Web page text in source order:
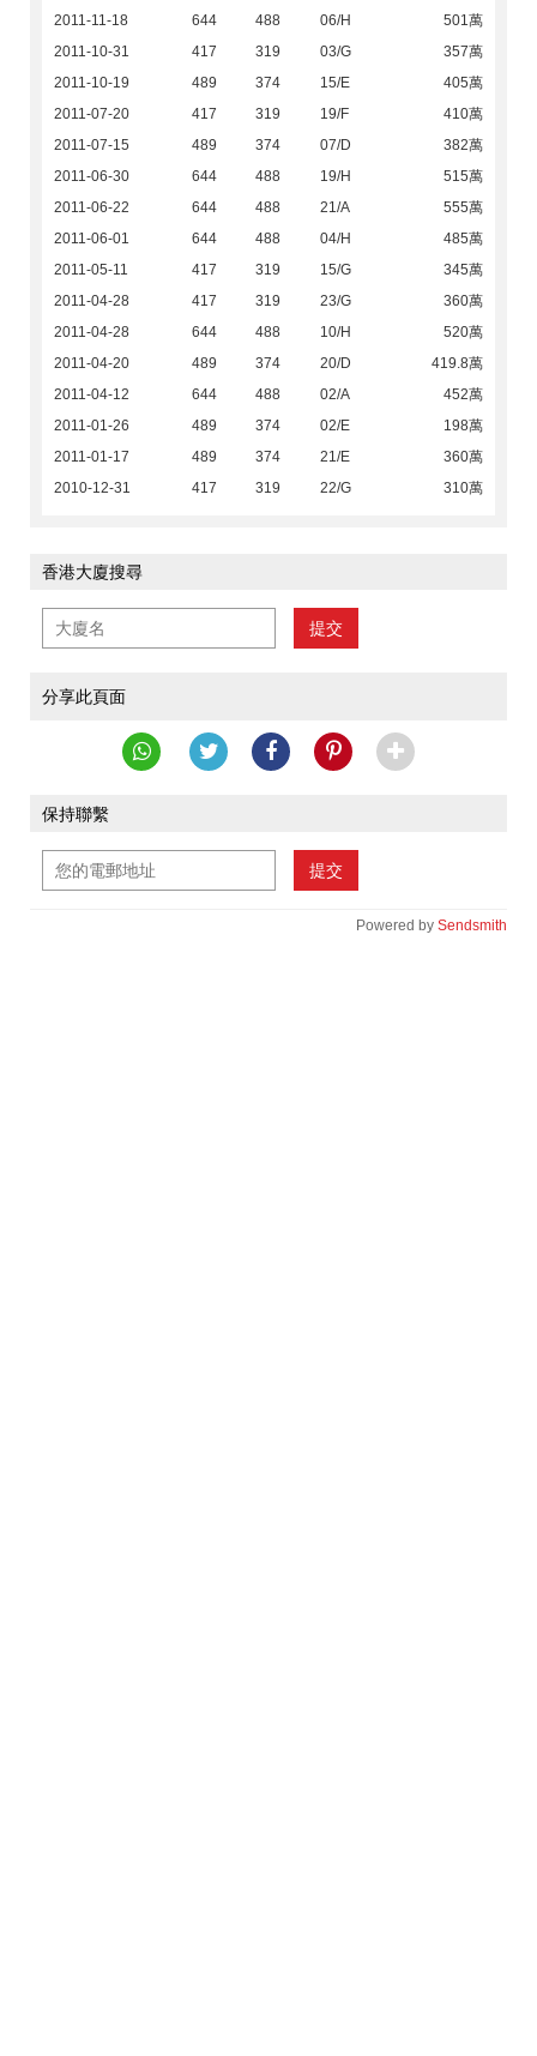
2011-11-18
644 488 06/H
501萬
2011-10-31
417 319 03/G
357萬
2011-10-19
489 374 15/E
405萬
2011-07-20
417 319 19/F
410萬
2011-07-15
489 374 07/D
382萬
2011-06-30
644 488 19/H
515萬
2011-06-22
644 488 21/A
555萬
2011-06-01
644 488 04/H
485萬
2011-05-11
417 319 15/G
345萬
2011-04-28
417 319 23/G
360萬
2011-04-28
644 488 10/H
520萬
2011-04-20
489 374 20/D
419.8萬
2011-04-12
644 488 02/A
452萬
2011-01-26
489 374 02/E
198萬
2011-01-17
489 374 21/E
360萬
2010-12-31
417 319 22/G 310萬
香港大廈搜尋
提交
分享此頁面
保持聯繫
提交
Powered by Sendsmith